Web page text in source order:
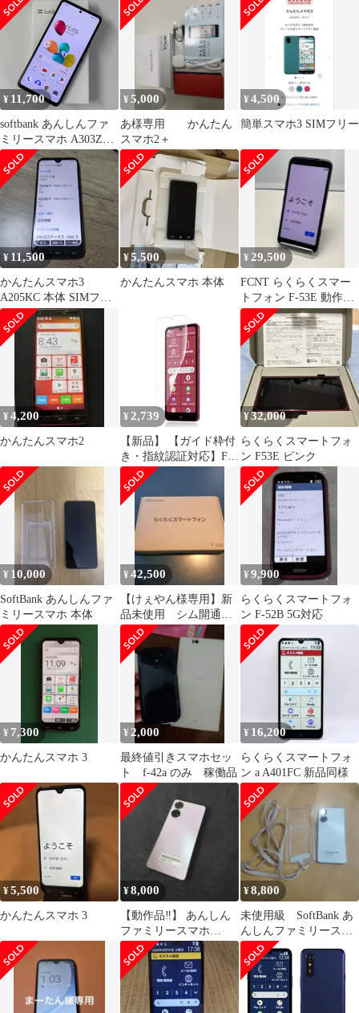
ZESCE2 Softbank SIM
フリー【295】
フリー 白ロム
F-53E 用 フィル ム さ
らさ F-53E 専用 アンチ
グレア フィルム 非ガラ
ス 軟 TPU素材・3D設
計・アンチ反光・サラ
サラ ・表面キズ修復
F53E液晶保護フィルム
非光沢
¥ 11,700
softbank あんしんファ
ミリースマホ A303ZT
ブラック
¥5,000
あ様専用 かんたん
スマホ2＋
¥4,500
簡単スマホ3 SIMフリー
¥ 11,500
かんたんスマホ3
A205KC 本体 SIMフリ
ー
¥5,500
かんたんスマホ 本体
¥29,500
FCNT らくらくスマー
トフォン F-53E 動作OK
現状品
¥4,200
かんたんスマホ2
¥ 2,739
【新品】 【ガイド枠付
き・指紋認証対応】For
らくらくス マートフォ
ン Lite/らくらくスマー
トフォン a 用 フィルム
さらさ らくらくスマー
トフォン a 専用 アンチ
グレア フィルム 非ガラ
ス 1
¥32,000
らくらくスマートフォ
ン F53E ピンク
¥ 10,000
SoftBank あんしんファ
ミリースマホ 本体
¥42,500
【けぇやん様専用】新
品未使用 シム開通の
み らくらくスマート
フォンF-53E
¥9,900
らくらくスマートフォ
ン F-52B 5G対応
¥ 7,300
かんたんスマホ 3
¥ 2,000
最終値引きスマホセッ
ト f-42a のみ 稼働品
¥ 16,200
らくらくスマートフォ
ン a A401FC 新品同様
¥5,500
かんたんスマホ 3
¥8,000
【動作品‼️】 あんしん
ファミリースマホ
A303ZT
¥8,800
未使用級 SoftBank あ
んしんファミリースマ
ホ データ初期化
◯SIMフリー